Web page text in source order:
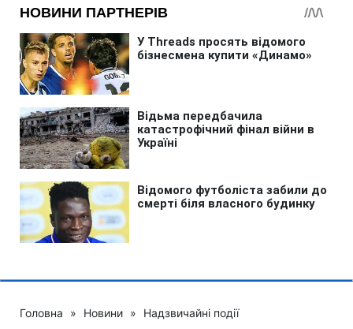
Головна » Новини » Надзвичайні події